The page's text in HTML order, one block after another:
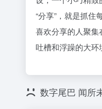
“分享”，就是抓
喜欢分享的人聚
吐槽和浮躁的大环
数字尾巴 闻所